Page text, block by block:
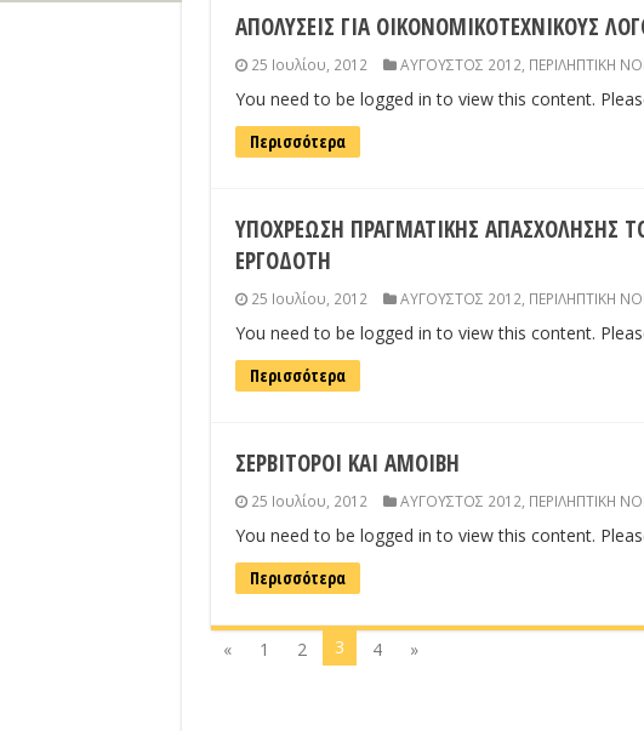
ΑΠΟΛΥΣΕΙΣ ΓΙΑ ΟΙΚΟΝΟΜΙΚΟΤΕΧΝΙΚΟΥΣ
25 Ιουλίου, 2012 ΑΥΓΟΥΣΤΟΣ 2012 ΠΕΡΙΛΗΠΤΙΚΗ
You need to be logged in to view this content.
Περισσότερα
ΥΠΟΧΡΕΩΣΗ ΠΡΑΓΜΑΤΙΚΗΣ ΑΠΑΣΧΟΛΗΣΗΣ
ΕΡΓΟΔΟΤΗ
25 Ιουλίου, 2012 ΑΥΓΟΥΣΤΟΣ 2012 ΠΕΡΙΛΗΠΤΙΚΗ
You need to be logged in to view this content.
Περισσότερα
ΣΕΡΒΙΤΟΡΟΙ ΚΑΙ ΑΜΟΙΒΗ
25 Ιουλίου, 2012 ΑΥΓΟΥΣΤΟΣ 2012 ΠΕΡΙΛΗΠΤΙΚΗ
You need to be logged in to view this content.
Περισσότερα
« 1 2 3 4 »